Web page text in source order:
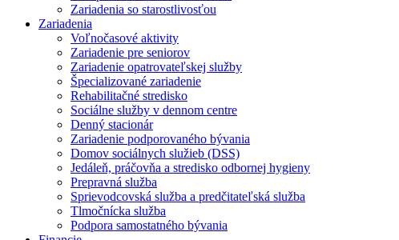
Zariadenia so starostlivosťou
Zariadenia
Voľnočasové aktivity
Zariadenie pre seniorov
Zariadenie opatrovateľskej služby
Špecializované zariadenie
Rehabilitačné stredisko
Sociálne služby v dennom centre
Denný stacionár
Zariadenie podporovaného bývania
Domov sociálnych služieb (DSS)
Jedáleň, práčovňa a stredisko odbornej hygieny
Prepravná služba
Sprievodcovská služba a predčitateľská služba
Tlmočnícka služba
Podpora samostatného bývania